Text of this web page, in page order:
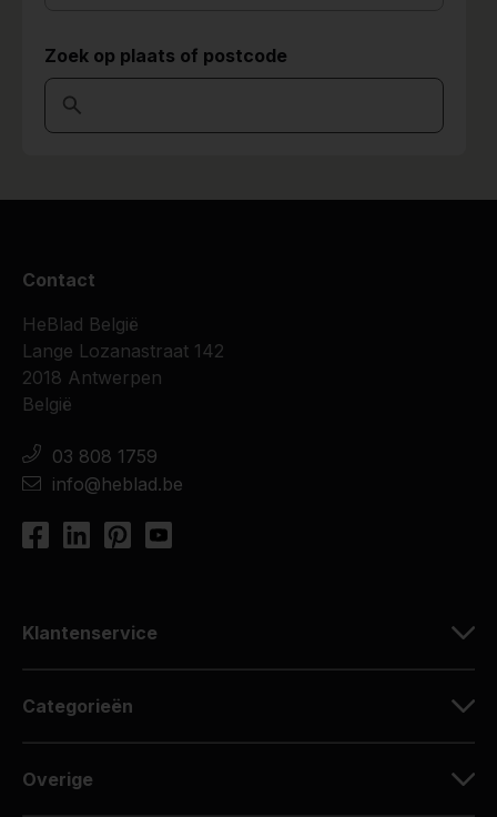
Zoek op plaats of postcode
Contact
HeBlad België
Lange Lozanastraat 142
2018 Antwerpen
België
03 808 1759
info@heblad.be
Klantenservice
Categorieën
Overige